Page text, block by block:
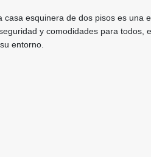
esquinera de dos pisos es una
y comodidades para todos,
entorno.